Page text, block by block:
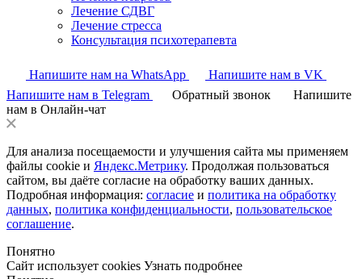
Лечение СДВГ
Лечение стресса
Консультация психотерапевта
Напишите нам на WhatsApp
Напишите нам в VK
Напишите нам в Telegram
Обратный звонок
Напишите
нам в Онлайн-чат
Для анализа посещаемости и улучшения сайта мы применяем
файлы cookie и Яндекс.Метрику. Продолжая пользоваться
сайтом, вы даёте согласие на обработку ваших данных.
Подробная информация: согласие и политика на обработку
данных, политика конфиденциальности, пользовательское
соглашение.
Понятно
Сайт использует cookies Узнать подробнее